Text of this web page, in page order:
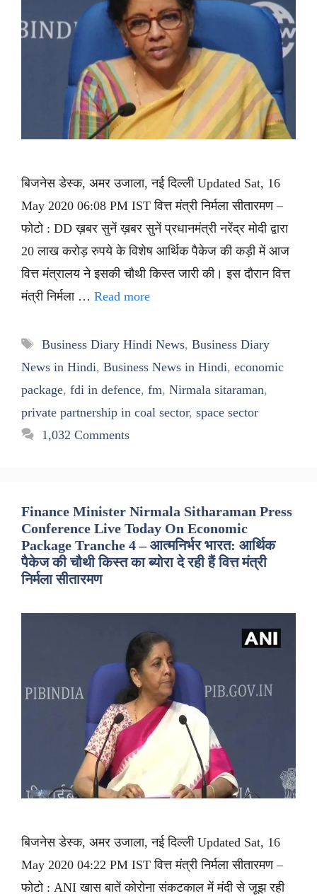
बिजनेस डेस्क, अमर उजाला, नई दिल्ली Updated Sat, 16
May 2020 06:08 PM IST वित्त मंत्री निर्मला सीतारमण –
फोटो : DD ख़बर सुनें ख़बर सुनें प्रधानमंत्री नरेंद्र मोदी द्वारा
20 लाख करोड़ रुपये के विशेष आर्थिक पैकेज की कड़ी में आज
वित्त मंत्रालय ने इसकी चौथी किस्त जारी की। इस दौरान वित्त
मंत्री निर्मला … Read more
Tags
Business Diary Hindi News, Business Diary
News in Hindi, Business News in Hindi, economic
package, fdi in defence, fm, Nirmala sitaraman,
private partnership in coal sector, space sector
1,032 Comments
Finance Minister Nirmala Sitharaman Press
Conference Live Today On Economic
Package Tranche 4 – आत्मनिर्भर भारत: आर्थिक
पैकेज की चौथी किस्त का ब्योरा दे रही हैं वित्त मंत्री
निर्मला सीतारमण
बिजनेस डेस्क, अमर उजाला, नई दिल्ली Updated Sat, 16
May 2020 04:22 PM IST वित्त मंत्री निर्मला सीतारमण –
फोटो : ANI खास बातें कोरोना संकटकाल में मंदी से जूझ रही